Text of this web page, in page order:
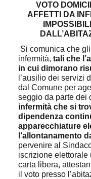
VOTO
AFFETTI DA
Si comunica che
infermità, tali che
in cui dimorano
l’ausilio dei servizi
dal Comune per
seggio da parte dei
infermità che si
dipendenza
apparecchiature
l’allontanamento
pervenire al
iscrizione elettorale
carta libera,
il voto presso